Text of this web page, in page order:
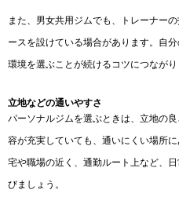
また、男女共用ジムでも、トレーナー
ースを設けている場合があります。自
環境を選ぶことが続けるコツにつながり
立地などの通いやすさ
パーソナルジムを選ぶときは、立地の
容が充実していても、通いにくい場所
宅や職場の近く、通勤ルート上など、
びましょう。